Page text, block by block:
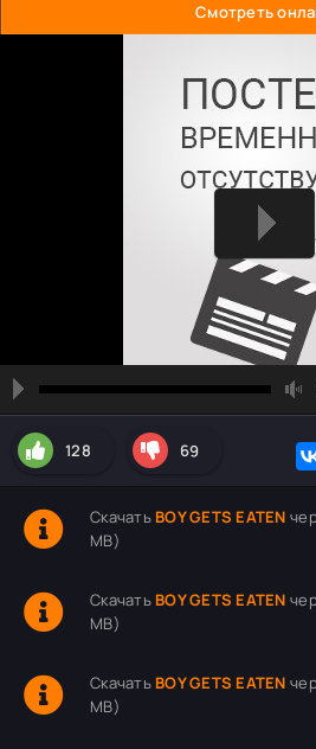
Смотреть
128 69
Скачать BOY GETS EATEN
MB)
Скачать BOY GETS EATEN
MB)
Скачать BOY GETS EATEN
MB)